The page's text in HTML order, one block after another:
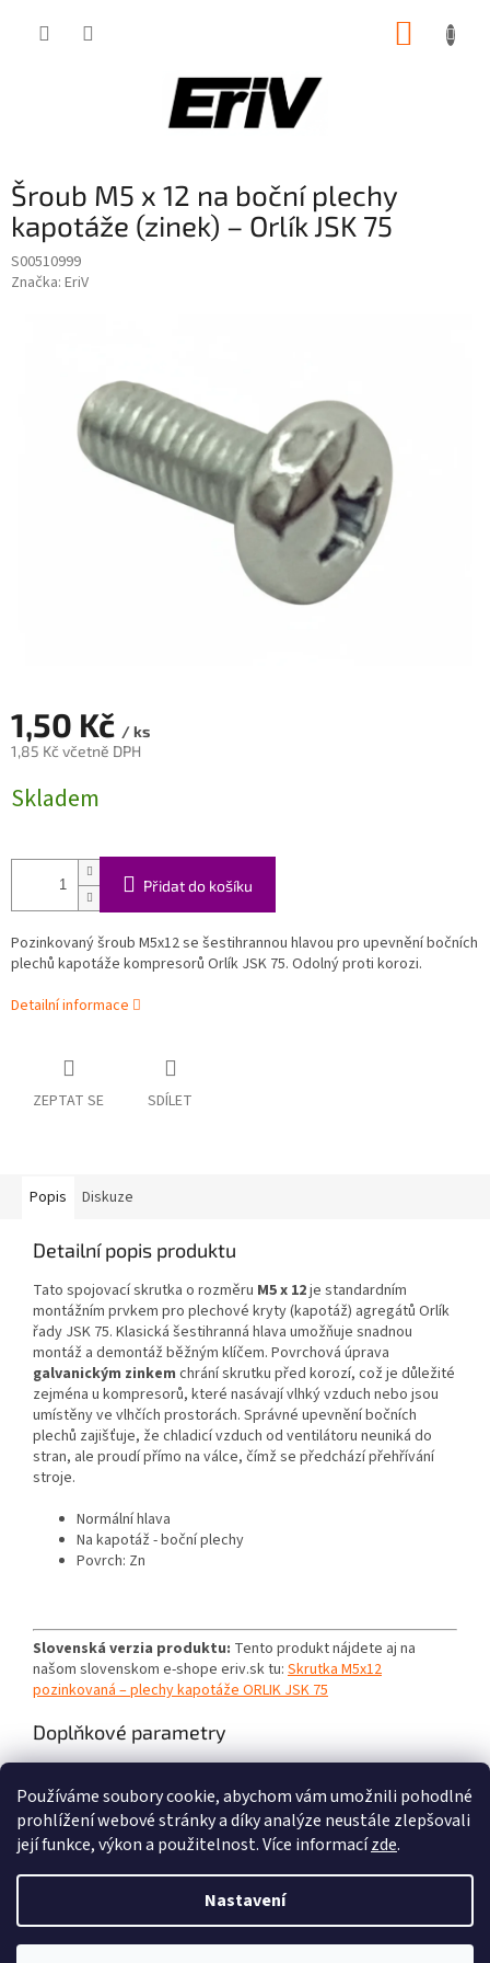
Používáme soubory cookie, abychom vám umožnili pohodlné
prohlížení webové stránky a díky analýze neustále zlepšovali
její funkce, výkon a použitelnost. Více informacízde.
Nastavení
Šroub M5 x 12 na boční plechy
kapotáže (zinek) – Orlík JSK 75
S00510999
Značka: EriV
1,50 Kč / ks
1,85 Kč včetně DPH
cena:
Skladem
Přidat do košíku
Pozinkovaný šroub M5x12 se šestihrannou hlavou pro upevnění bočních
plechů kapotáže kompresorů Orlík JSK 75. Odolný proti korozi.
Detailní informace
ZEPTAT SE SDÍLET
Popis Diskuze
Detailní popis produktu
Tato spojovací skrutka o rozměru M5 x 12je standardním
montážním prvkem pro plechové kryty (kapotáž) agregátů Orlík
řady JSK 75. Klasická šestihranná hlava umožňuje snadnou
montáž a demontáž běžným klíčem. Povrchová úprava
galvanickým zinkem chrání skrutku před korozí, což je důležité
zejména u kompresorů, které nasávají vlhký vzduch nebo jsou
umístěny ve vlhčích prostorách. Správné upevnění bočních
plechů zajišťuje, že chladicí vzduch od ventilátoru neuniká do
stran, ale proudí přímo na válce, čímž se předchází přehřívání
stroje.
Normální hlava
Na kapotáž - boční plechy
Povrch: Zn
Slovenská verzia produktu: Tento produkt nájdete aj na
našom slovenskom e-shope eriv.sk tu: Skrutka M5x12
pozinkovaná – plechy kapotáže ORLIK JSK 75
Doplňkové parametry
Skupina: Kapotáž, Šrouby, matice
Vytvořil Shoptet